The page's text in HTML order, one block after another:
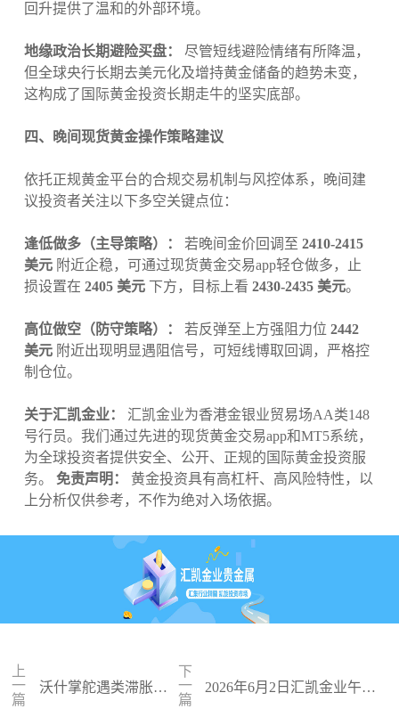
回升提供了温和的外部环境。
地缘政治长期避险买盘：
尽管短线避险情绪有所降温，
但全球央行长期去美元化及增持黄金储备的趋势未变，
这构成了国际黄金投资长期走牛的坚实底部。
四、晚间现货黄金操作策略建议
依托正规黄金平台的合规交易机制与风控体系，晚间建
议投资者关注以下多空关键点位：
逢低做多（主导策略）： 若晚间金价回调至 2410-2415
美元附近企稳，可通过现货黄金交易app轻仓做多，止
损设置在 2405 美元下方，目标上看 2430-2435 美元。
高位做空（防守策略）： 若反弹至上方强阻力位 2442
美元附近出现明显遇阻信号，可短线博取回调，严格控
制仓位。
关于汇凯金业：
汇凯金业为香港金银业贸易场AA类148
号行员。我们通过先进的现货黄金交易app和MT5系统，
为全球投资者提供安全、公开、正规的国际黄金投资服
务。 免责声明：
黄金投资具有高杠杆、高风险特性，以
上分析仅供参考，不作为绝对入场依据。
上
一
篇
沃什掌舵遇类滞胀阴
下
一
篇
2026年6月2日汇凯金业午盘